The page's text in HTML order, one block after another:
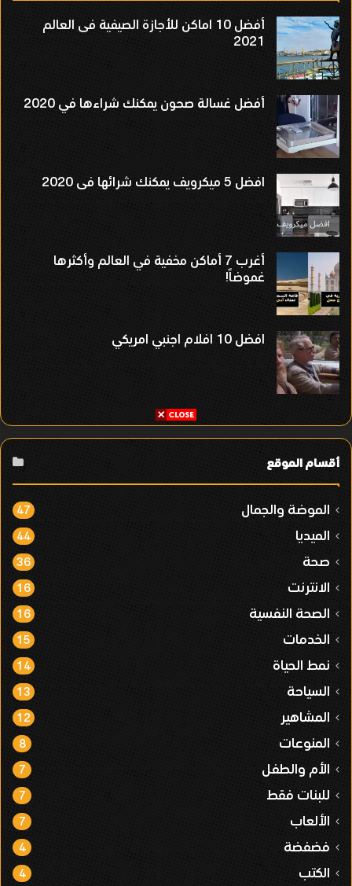
أفضل 10 اماكن للأجازة الصيفية فى العالم
2021
أفضل غسالة صحون يمكنك شراءها في 2020
افضل 5 ميكرويف يمكنك شرائها فى 2020
أغرب 7 أماكن مخفية في العالم وأكثرها
غموضاً!
افضل 10 افلام اجنبي امريكي
أقسام الموقع
الموضة والجمال 47
الميديا 44
صحة 36
الانترنت 16
الصحة النفسية 16
الخدمات 15
نمط الحياة 14
السياحة 13
المشاهير 12
المنوعات 8
الأم والطفل 7
للبنات فقط 7
الألعاب 7
فضفضة 4
الكتب 4